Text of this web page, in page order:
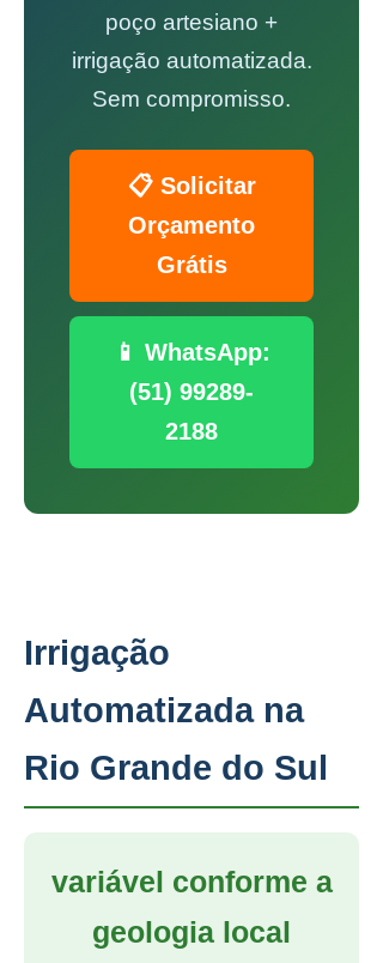
poço artesiano +
irrigação automatizada.
Sem compromisso.
📋 Solicitar
Orçamento
Grátis
📱 WhatsApp:
(51) 99289-
2188
Irrigação
Automatizada na
Rio Grande do Sul
variável conforme a
geologia local